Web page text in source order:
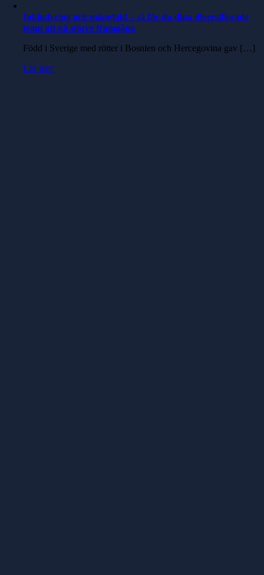
Inkludering och mångfald – så får du dina diversifierade
team att nå större framgång
Född i Sverige med rötter i Bosnien och Hercegovina gav […]
Läs mer